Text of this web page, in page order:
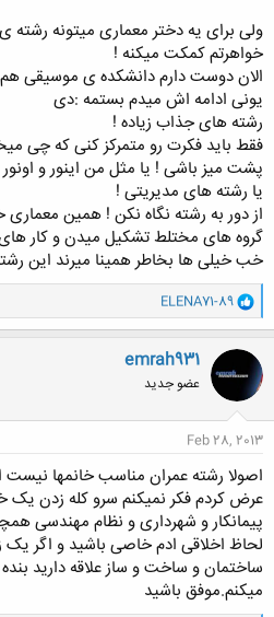
ولی برای یه دختر معماری میتونه رشته ی
خواهرتم کمکت میکنه !
الان دوست دارم دانشکده ی موسیقی
یونی ادامه اش میدم بستمه :دی
رشته های جذاب زیاده !
فقط باید فکرت رو متمرکز کنی که چی
پشت میز باشی ! یا مثل من اینور و
یا رشته های مدیریتی !
از دور به رشته نگاه نکن ! همین معماری
گروه های مختلط تشکیل میدن و کار
خب خیلی ها بخاطر همینا میرند این
و
ا
ک
ن
ش
ا
ELENA71-89
emrah931
عضو جدید
Feb 28, 2013
اصولا رشته عمران مناسب خانمها نیست
عرض کردم فکر نمیکنم سرو کله زدن یک
پیمانکار و شهرداری و نظام مهندسی
لحاظ اخلاقی ادم خاصی باشید و اگر
ساختمان و ساخت و ساز علاقه دارید
میکنم.موفق باشید